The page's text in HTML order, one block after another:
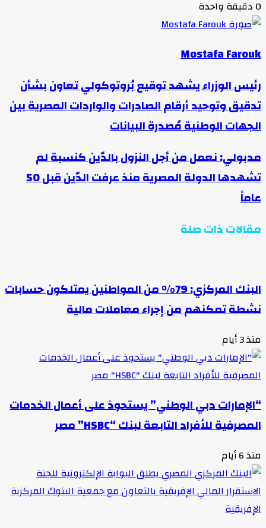
0 دقيقة واحدة
Mostafa Farouk
رئيس الوزراء يشهد توقيع بُروتوكولي تعاون بشأن
تدقيق وتوحيد أرقام الصادرات والواردات المصرية بين
الجهات الوطنية مُصدرة البيانات
مدبولي: نعمل من أجل النزول بالدّين كنسبة لم
تشهدها الدولة المصرية منذ عرفت الدّين قبل 50
عاماً
مقالات ذات صلة
البنك المركزي: 79% من المواطنين يمتلكون حسابات
نشطة تمكنهم من إجراء معاملات مالية
منذ 3 أيام
“الإمارات دبي الوطني” يستحوذ على أعمال الخدمات
المصرفية للأفراد التابعة لبنك “HSBC” مصر
منذ 6 أيام